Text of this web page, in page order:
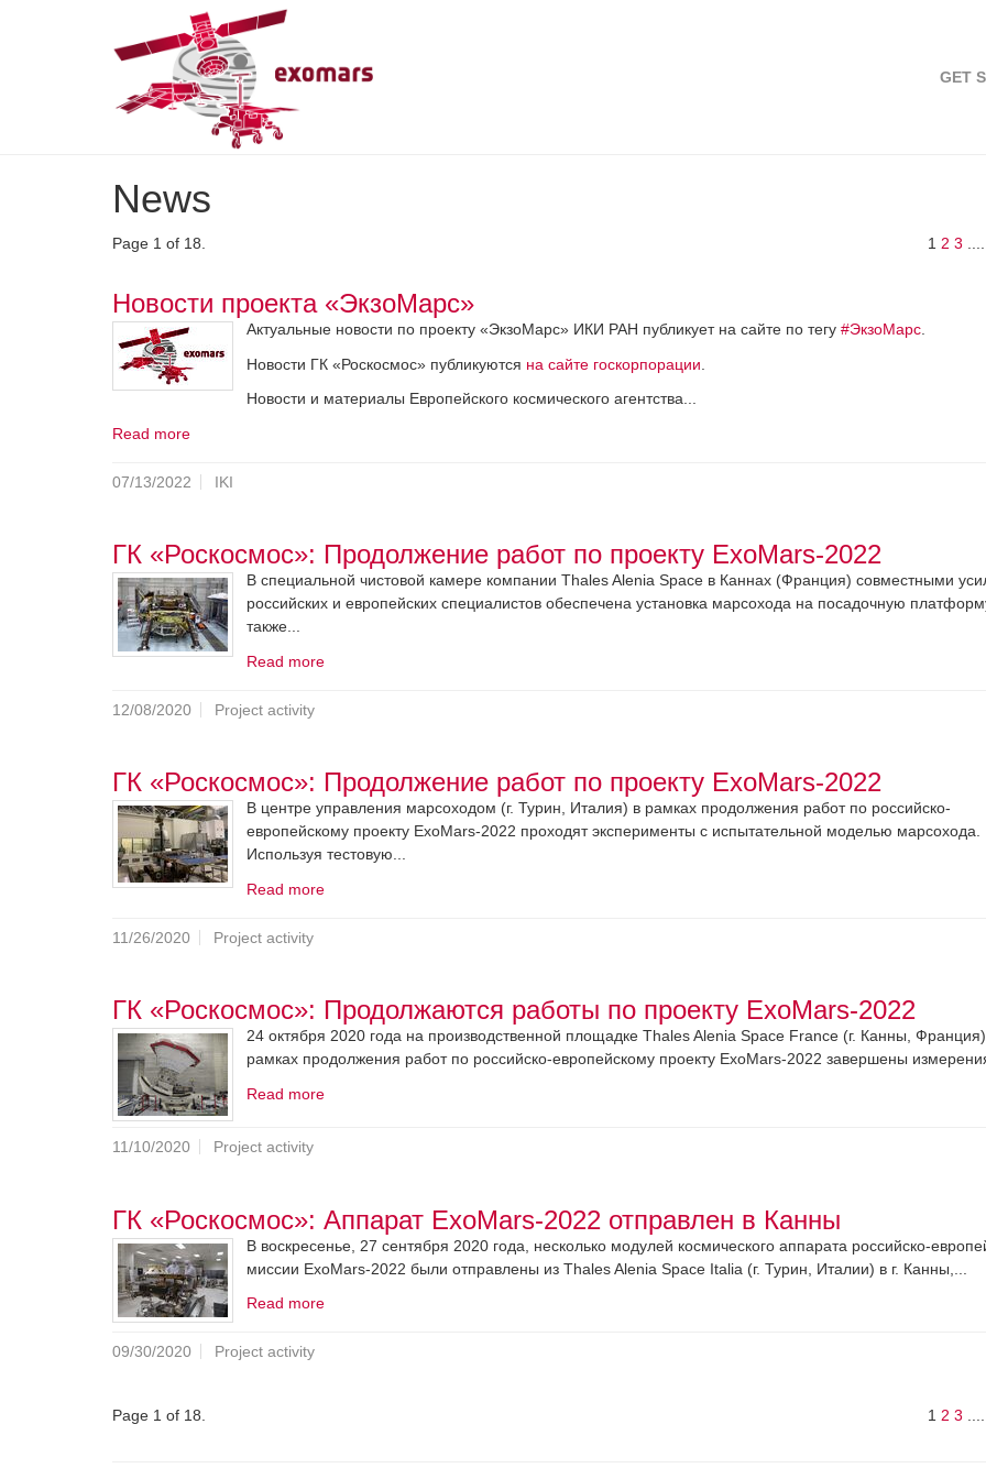
GET
News
Page 1 of 18. 1 2 3
Новости проекта «ЭкзоМарс»
Актуальные новости по проекту «ЭкзоМарс» ИКИ РАН публикует на сайте по тегу #ЭкзоМарс
Новости ГК «Роскосмос» публикуются на сайте госкорпорации
Новости и материалы Европейского космического агентства...
Read more
07/13/2022 IKI
ГК «Роскосмос»: Продолжение работ по проекту ExoMars-2022
В специальной чистовой камере компании Thales Alenia Space в Каннах (Франция) совместными
российских и европейских специалистов обеспечена установка марсохода на посадочную
также...
Read more
12/08/2020 Project activity
ГК «Роскосмос»: Продолжение работ по проекту ExoMars-2022
В центре управления марсоходом (г. Турин, Италия) в рамках продолжения работ по российско-
европейскому проекту ExoMars-2022 проходят эксперименты с испытательной моделью марсохода.
Используя тестовую...
Read more
11/26/2020 Project activity
ГК «Роскосмос»: Продолжаются работы по проекту ExoMars-2022
24 октября 2020 года на производственной площадке Thales Alenia Space France (г. Канны,
рамках продолжения работ по российско-европейскому проекту ExoMars-2022 завершены
Read more
11/10/2020 Project activity
ГК «Роскосмос»: Аппарат ExoMars-2022 отправлен в Канны
В воскресенье, 27 сентября 2020 года, несколько модулей космического аппарата российско-
миссии ExoMars-2022 были отправлены из Thales Alenia Space Italia (г. Турин, Италии) в г. Канны,...
Read more
09/30/2020 Project activity
Page 1 of 18. 1 2 3